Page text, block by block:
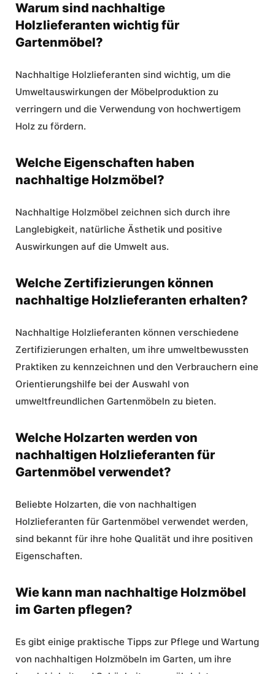
Warum sind nachhaltige
Holzlieferanten wichtig für
Gartenmöbel?
Nachhaltige Holzlieferanten sind wichtig, um die
Umweltauswirkungen der Möbelproduktion zu
verringern und die Verwendung von hochwertigem
Holz zu fördern.
Welche Eigenschaften haben
nachhaltige Holzmöbel?
Nachhaltige Holzmöbel zeichnen sich durch ihre
Langlebigkeit, natürliche Ästhetik und positive
Auswirkungen auf die Umwelt aus.
Welche Zertifizierungen können
nachhaltige Holzlieferanten erhalten?
Nachhaltige Holzlieferanten können verschiedene
Zertifizierungen erhalten, um ihre umweltbewussten
Praktiken zu kennzeichnen und den Verbrauchern eine
Orientierungshilfe bei der Auswahl von
umweltfreundlichen Gartenmöbeln zu bieten.
Welche Holzarten werden von
nachhaltigen Holzlieferanten für
Gartenmöbel verwendet?
Beliebte Holzarten, die von nachhaltigen
Holzlieferanten für Gartenmöbel verwendet werden,
sind bekannt für ihre hohe Qualität und ihre positiven
Eigenschaften.
Wie kann man nachhaltige Holzmöbel
im Garten pflegen?
Es gibt einige praktische Tipps zur Pflege und Wartung
von nachhaltigen Holzmöbeln im Garten, um ihre